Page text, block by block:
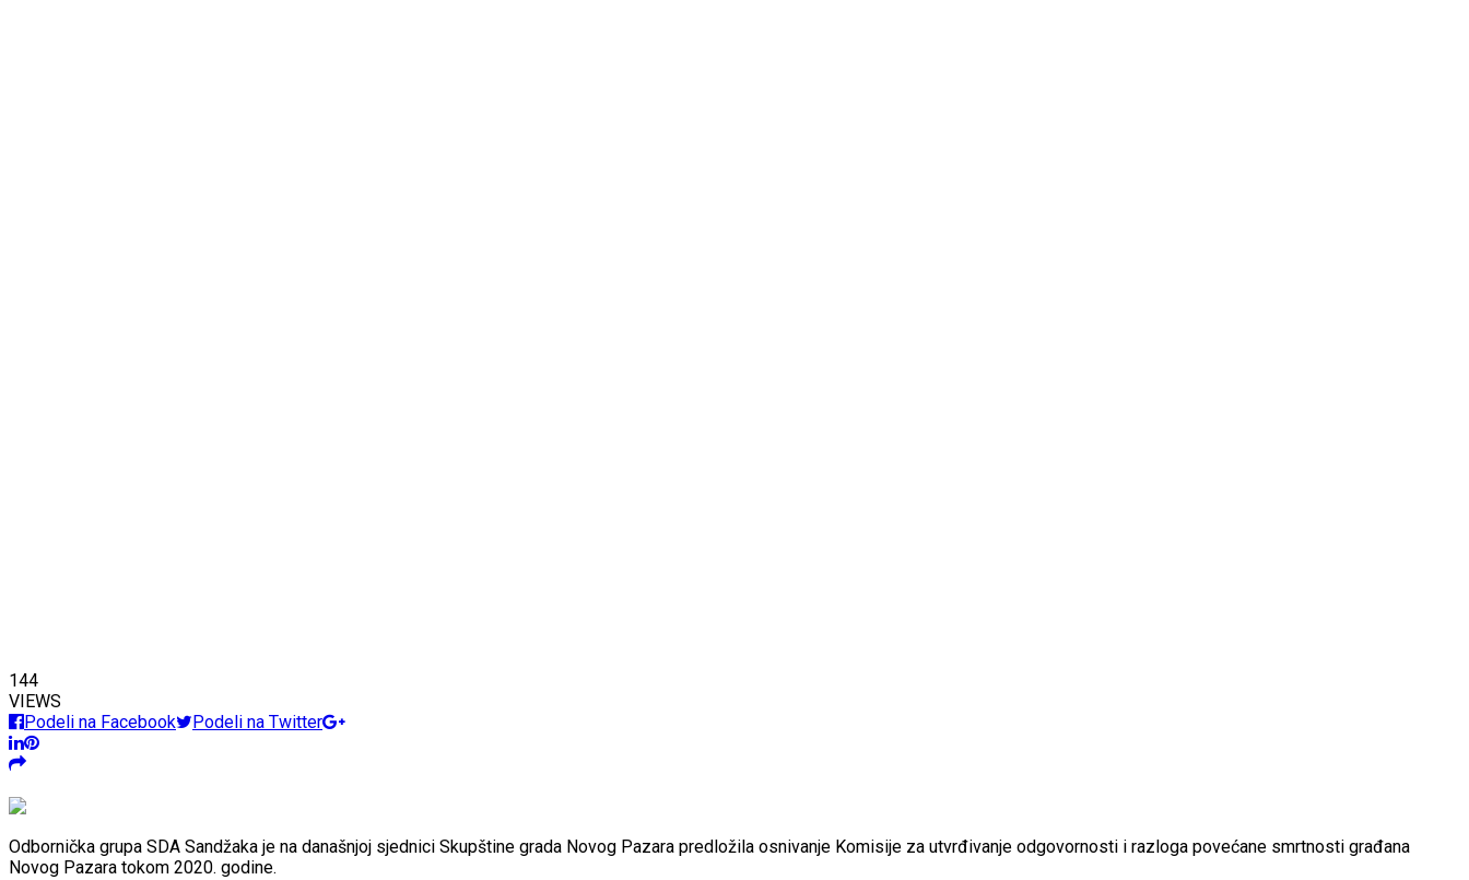
144
VIEWS
Podeli na Facebook
Podeli na Twitter
Odbornička grupa SDA Sandžaka je na današnjoj sjednici Skupštine grada Novog Pazara predložila osnivanje Komisije za utvrđivanje odgovornosti i razloga povećane smrtnosti građana
Novog Pazara tokom 2020. godine.